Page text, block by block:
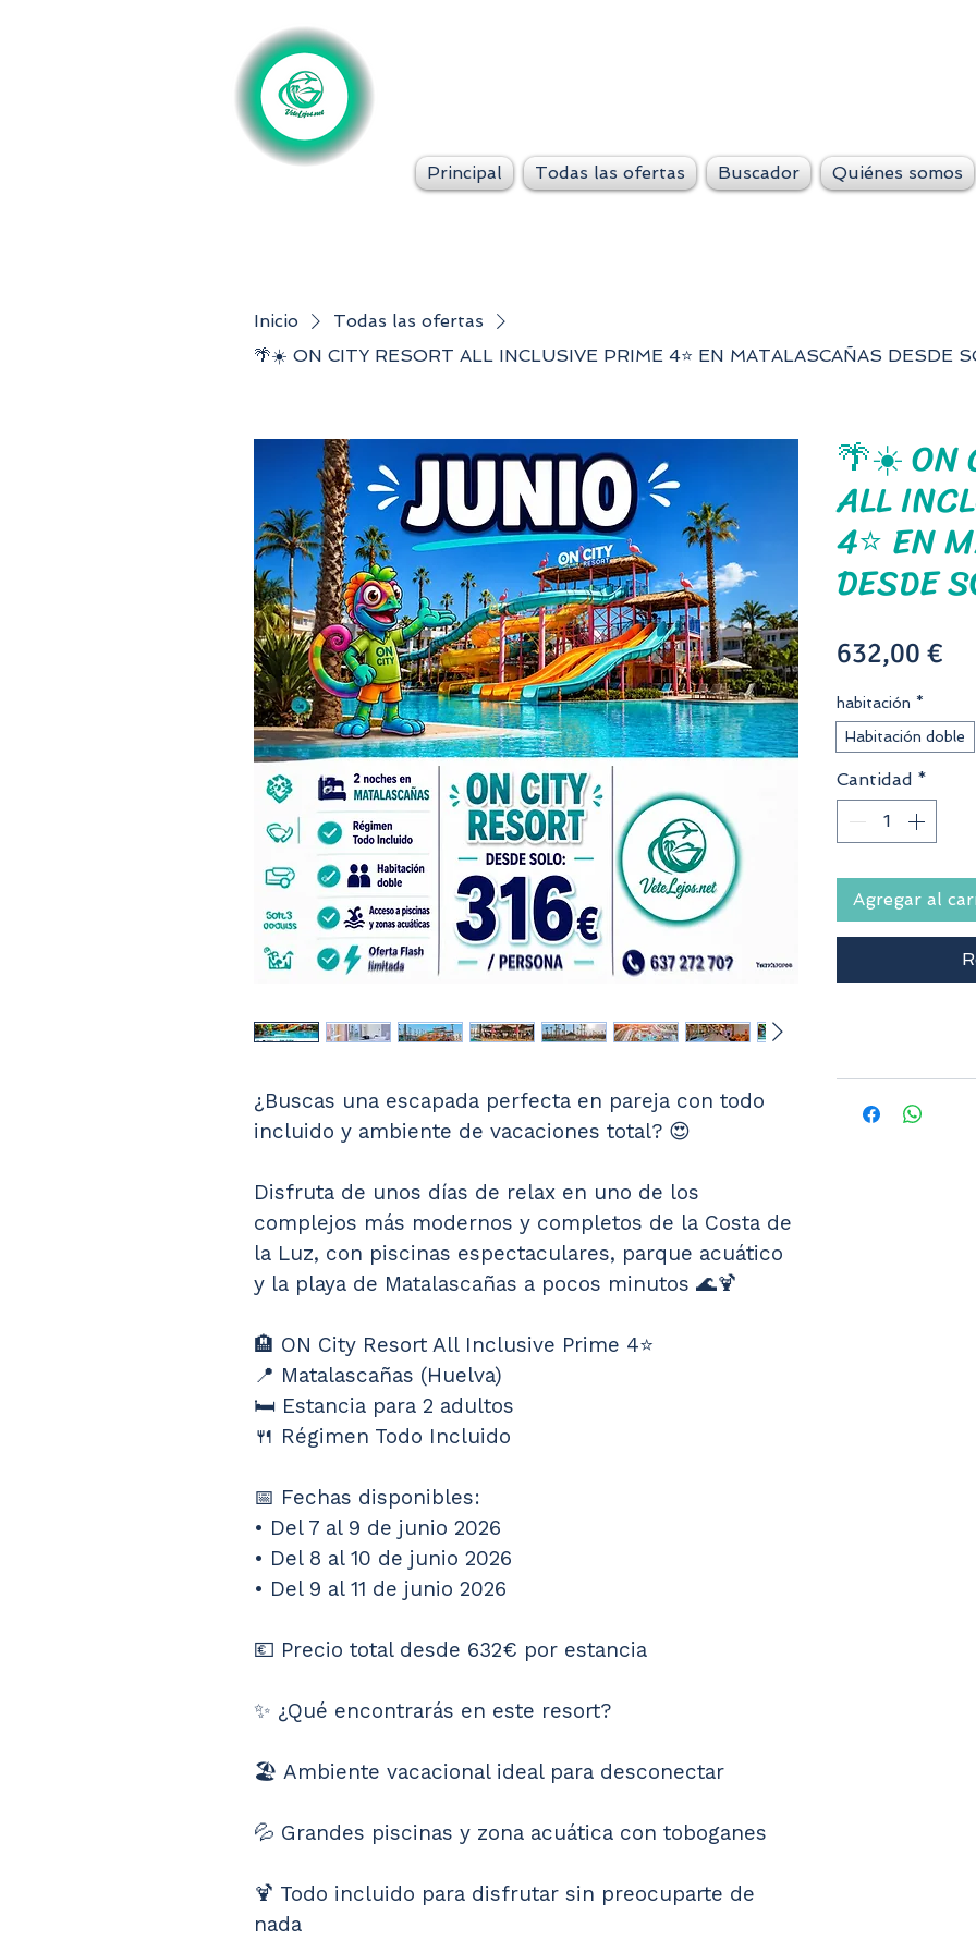
Principal Todas las ofertas Buscador Quiénes somos
Inicio
Todas las ofertas
🌴☀️ ON CITY RESORT ALL INCLUSIVE PRIME 4⭐ EN MATALASCAÑAS DESDE
¿Buscas una escapada perfecta en pareja con todo
incluido y ambiente de vacaciones total? 😍
Disfruta de unos días de relax en uno de los
complejos más modernos y completos de la Costa de
la Luz, con piscinas espectaculares, parque acuático
y la playa de Matalascañas a pocos minutos 🌊🍹
🏨 ON City Resort All Inclusive Prime 4⭐
📍 Matalascañas (Huelva)
🛏️ Estancia para 2 adultos
🍴 Régimen Todo Incluido
📅 Fechas disponibles:
• Del 7 al 9 de junio 2026
• Del 8 al 10 de junio 2026
• Del 9 al 11 de junio 2026
💶 Precio total desde 632€ por estancia
✨ ¿Qué encontrarás en este resort?
🏖️ Ambiente vacacional ideal para desconectar
💦 Grandes piscinas y zona acuática con toboganes
🍹 Todo incluido para disfrutar sin preocuparte de
nada
🌴☀️ ON
ALL
4⭐ EN
DESDE
632,00 €
habitación *
Habitación doble
Cantidad *
Agregar al